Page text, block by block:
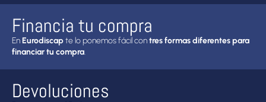
Financia tu compra
EnEurodiscapte lo ponemos fácil contres formas diferentes para
financiar tu compra.
Devoluciones